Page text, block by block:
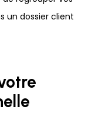
un dossier client